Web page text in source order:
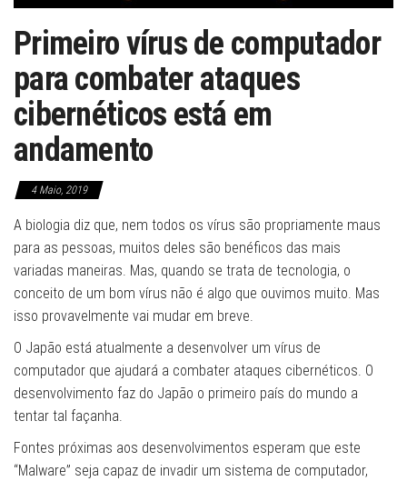
Primeiro vírus de computador
para combater ataques
cibernéticos está em
andamento
4 Maio, 2019
A biologia diz que, nem todos os vírus são propriamente maus
para as pessoas, muitos deles são benéficos das mais
variadas maneiras. Mas, quando se trata de tecnologia, o
conceito de um bom vírus não é algo que ouvimos muito. Mas
isso provavelmente vai mudar em breve.
O Japão está atualmente a desenvolver um vírus de
computador que ajudará a combater ataques cibernéticos. O
desenvolvimento faz do Japão o primeiro país do mundo a
tentar tal façanha.
Fontes próximas aos desenvolvimentos esperam que este
“Malware” seja capaz de invadir um sistema de computador,